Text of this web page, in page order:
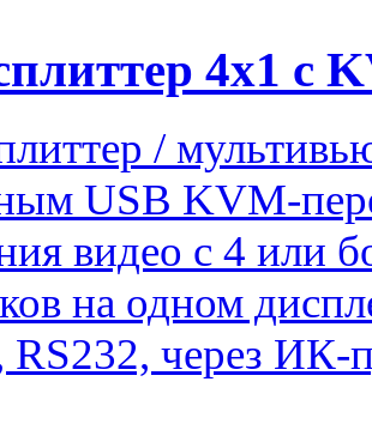
4х1 с
/
USB KVM-
видео с 4 или
на одном
RS232, через ИК-